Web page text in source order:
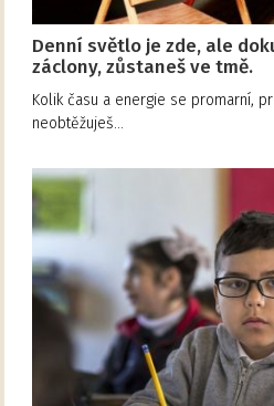
Denní světlo je zde, ale
záclony, zůstaneš ve tmě.
Kolik času a energie se promarní,
neobtěžuješ…